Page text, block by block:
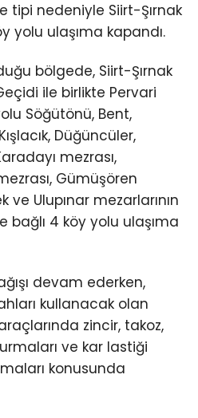
tipi nedeniyle Siirt-Şırnak
yolu ulaşıma kapandı.
bölgede, Siirt-Şırnak
ile birlikte Pervari
Söğütönü, Bent,
Düğüncüler,
mezrası,
Gümüşören
ve Ulupınar mezarlarının
bağlı 4 köy yolu ulaşıma
devam ederken,
kullanacak olan
zincir, takoz,
ve kar lastiği
konusunda